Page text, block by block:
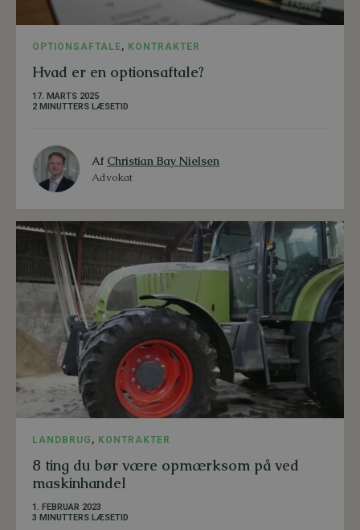
OPTIONSAFTALE, KONTRAKTER
Hvad er en optionsaftale?
17. MARTS 2025
2 MINUTTERS LÆSETID
Af Christian Bay Nielsen
Advokat
LANDBRUG , KONTRAKTER
8 ting du bør være opmærksom på ved
maskinhandel
1. FEBRUAR 2023
3 MINUTTERS LÆSETID